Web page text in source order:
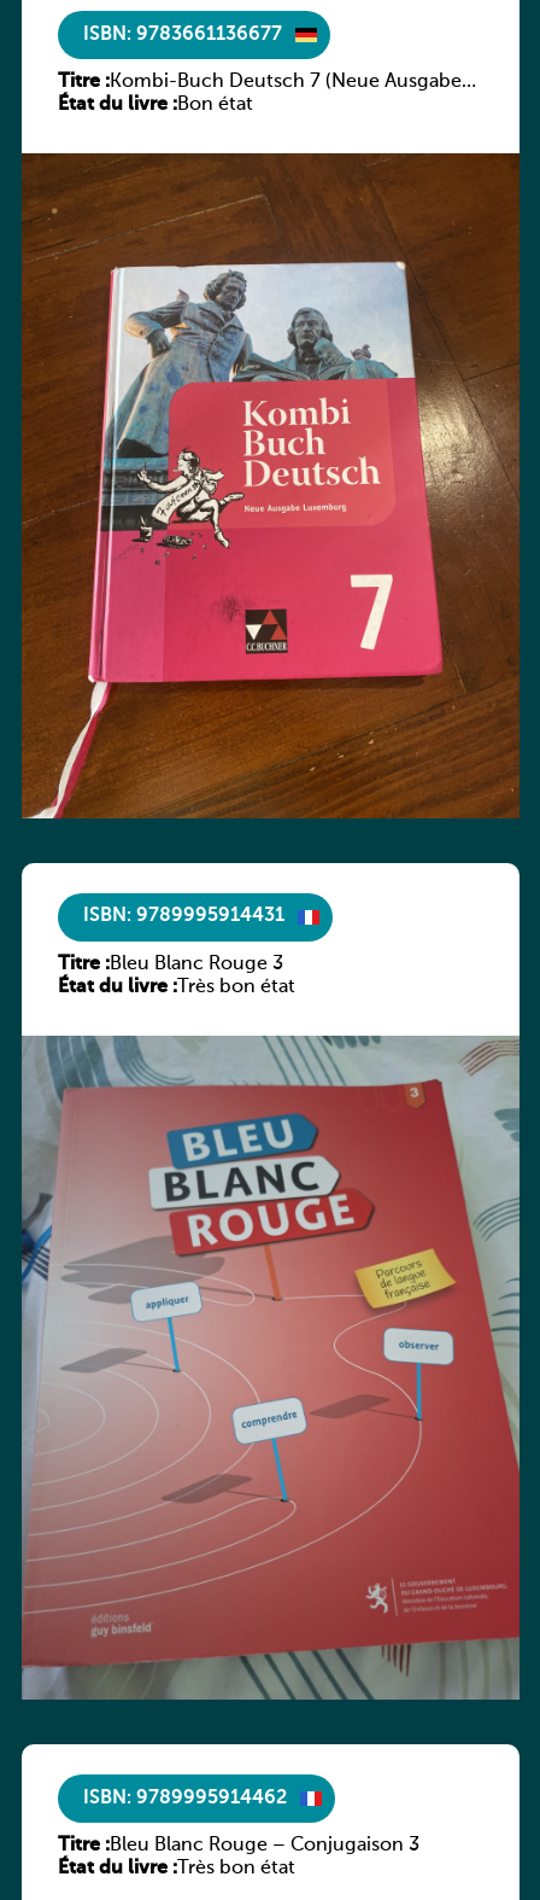
ISBN: 9783661136677
Titre :Kombi-Buch Deutsch 7 (Neue Ausgabe
Luxemburg)
État du livre :Bon état
ISBN: 9789995914431
Titre :Bleu Blanc Rouge 3
État du livre :Très bon état
ISBN: 9789995914462
Titre :Bleu Blanc Rouge – Conjugaison 3
État du livre :Très bon état